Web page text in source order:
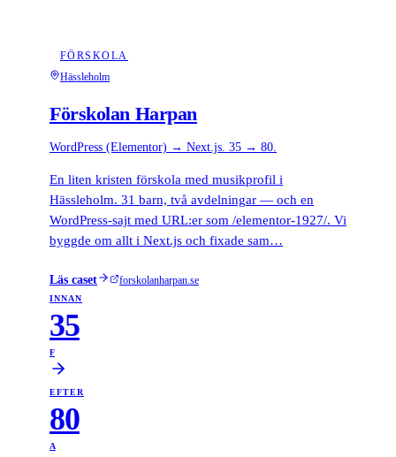
FÖRSKOLA
Hässleholm
Förskolan Harpan
WordPress (Elementor) → Next.js. 35 → 80.
En liten kristen förskola med musikprofil i
Hässleholm. 31 barn, två avdelningar — och en
WordPress-sajt med URL:er som /elementor-1927/. Vi
byggde om allt i Next.js och fixade sam…
Läs caset forskolanharpan.se
INNAN
35
F
EFTER
80
A